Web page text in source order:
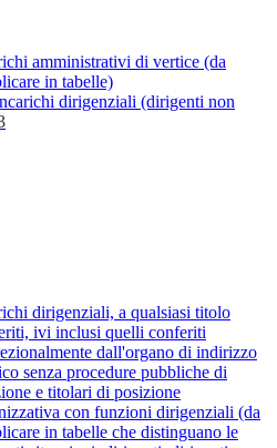
amministrativi di vertice (da
in tabelle)
dirigenziali (dirigenti non
dirigenziali, a qualsiasi titolo
ivi inclusi quelli conferiti
dall'organo di indirizzo
senza procedure pubbliche di
e titolari di posizione
con funzioni dirigenziali (da
in tabelle che distinguano le